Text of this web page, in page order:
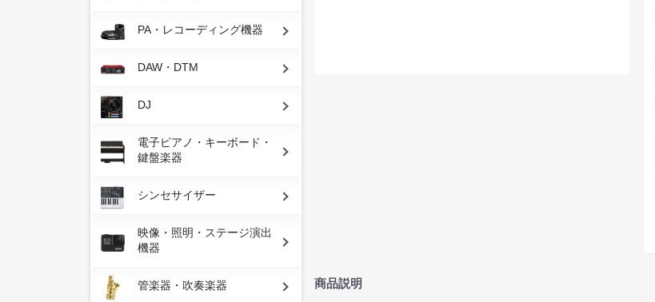
PA・レコーディング機器
DAW・DTM
DJ
電子ピアノ・キーボード・
鍵盤楽器
シンセサイザー
映像・照明・ステージ演出
機器
管楽器・吹奏楽器 商品説明